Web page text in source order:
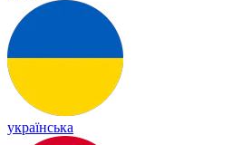
українська